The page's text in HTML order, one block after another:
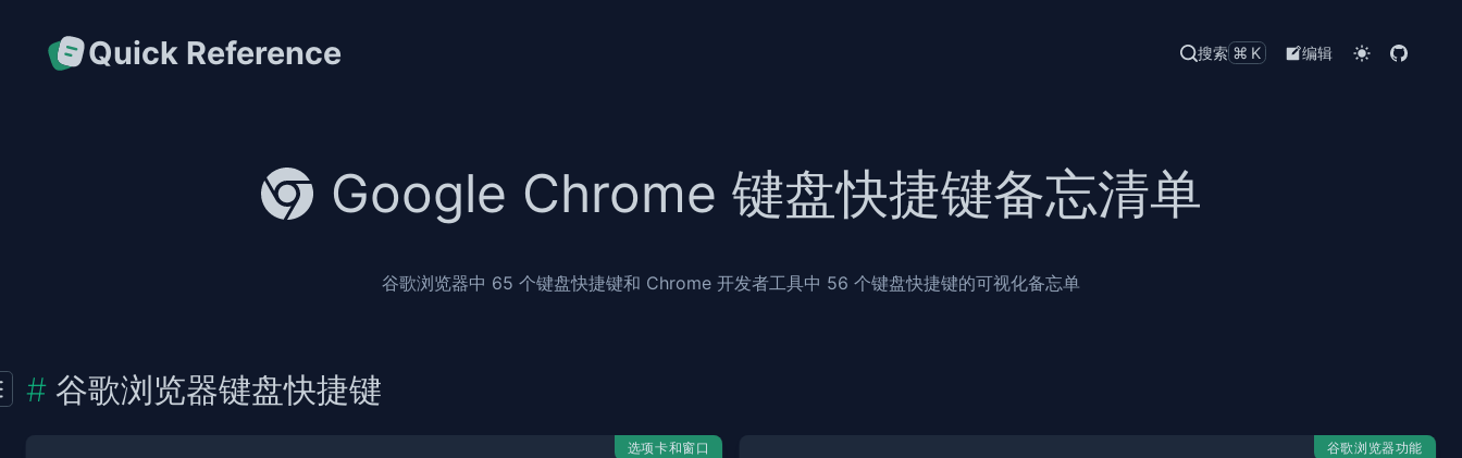
Quick Reference 搜索 ⌘K 编辑
Google Chrome 键盘快捷键备忘清单
谷歌浏览器中 65 个键盘快捷键和 Chrome 开发者工具中 56 个键盘快捷键的可视化备忘单
谷歌浏览器键盘快捷键
选项卡和窗口 谷歌浏览器功能